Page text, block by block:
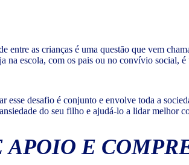
entre as crianças é uma questão que vem
na escola, com os pais ou no convívio social,
esse desafio é conjunto e envolve toda a
do seu filho e ajudá-lo a lidar melhor
APOIO E